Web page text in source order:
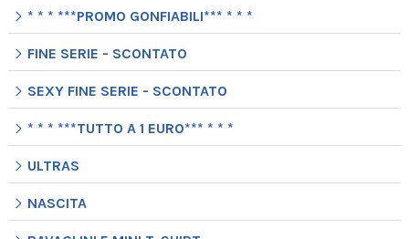
* * * ***PROMO GONFIABILI*** * * *
FINE SERIE - SCONTATO
SEXY FINE SERIE - SCONTATO
* * * ***TUTTO A 1 EURO*** * * *
ULTRAS
NASCITA